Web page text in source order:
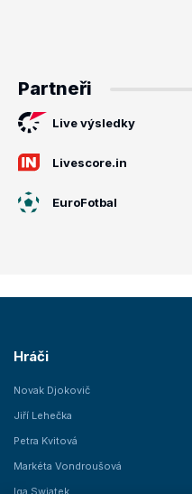
Partneři
Live výsledky
Livescore.in
EuroFotbal
Hráči
Novak Djokovič
Jiří Lehečka
Petra Kvitová
Markéta Vondroušová
Iga Swiatek